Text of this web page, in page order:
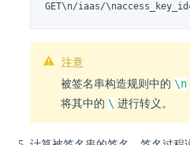
GET\n/iaas/
注意
被签名串构造规则中的 \n
将其中的 \ 进行转义。